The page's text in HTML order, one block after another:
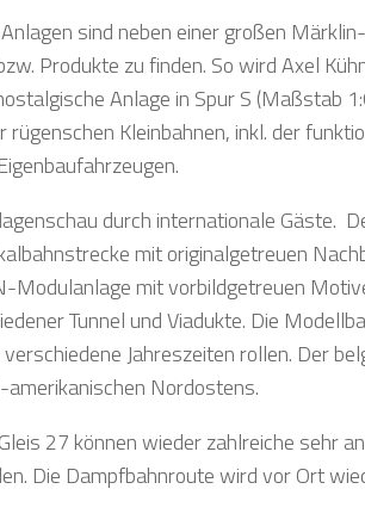
sind neben einer großen
Produkte zu finden. So wird Axel
Anlage in Spur S (Maßstab
rügenschen Kleinbahnen, inkl. der
durch internationale Gäste.
mit originalgetreuen
Modulanlage mit vorbildgetreuen
Tunnel und Viadukte. Die
Jahreszeiten rollen. Der
Nordostens.
27 können wieder zahlreiche sehr
Die Dampfbahnroute wird vor Ort